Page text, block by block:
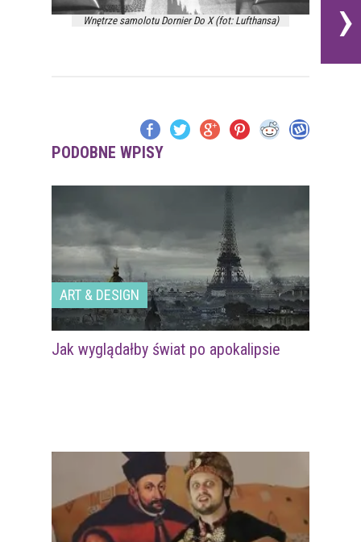
Wnętrze samolotu Dornier Do X (fot: Lufthansa)
PODOBNE WPISY
ART & DESIGN
Jak wyglądałby świat po apokalipsie
›